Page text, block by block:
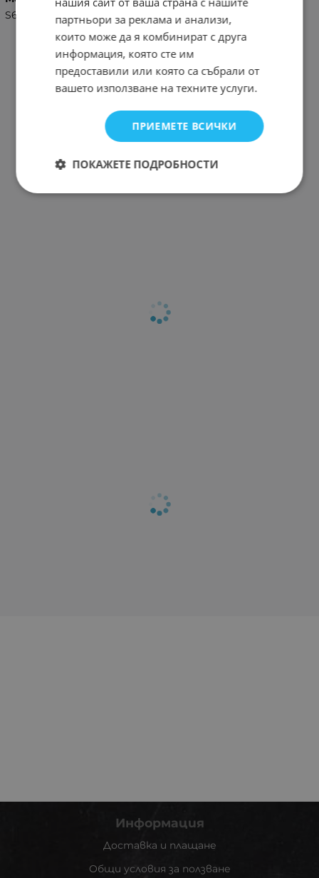
S6
Информация
Доставка и плащане
Общи условия за ползване
партньори за реклама и анализи,
които може да я комбинират с друга
информация, която сте им
предоставили или която са събрали от
вашето използване на техните услуги.
ПРИЕМЕТЕ ВСИЧКИ
ПОКАЖЕТЕ ПОДРОБНОСТИ